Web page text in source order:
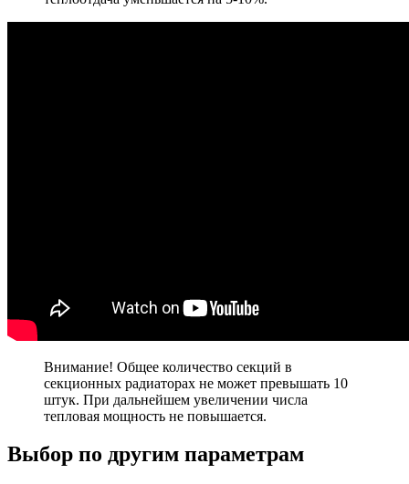
Внимание! Общее количество секций в
секционных радиаторах не может превышать 10
штук. При дальнейшем увеличении числа
тепловая мощность не повышается.
Выбор по другим параметрам